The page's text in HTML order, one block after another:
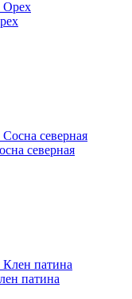
северная
патина